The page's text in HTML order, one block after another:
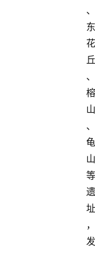
、
东
花
丘
、
榕
山
、
龟
山
等
遗
址
，
发